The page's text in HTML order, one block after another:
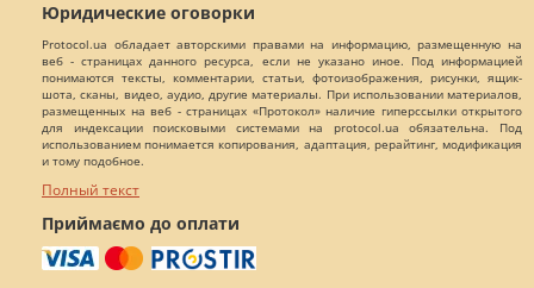
Юридические оговорки
Protocol.ua обладает авторскими правами на информацию, размещенную на
веб - страницах данного ресурса, если не указано иное. Под информацией
понимаются тексты, комментарии, статьи, фотоизображения, рисунки, ящик-
шота, сканы, видео, аудио, другие материалы. При использовании материалов,
размещенных на веб - страницах «Протокол» наличие гиперссылки открытого
для индексации поисковыми системами на protocol.ua обязательна. Под
использованием понимается копирования, адаптация, рерайтинг, модификация
и тому подобное.
Полный текст
Приймаємо до оплати